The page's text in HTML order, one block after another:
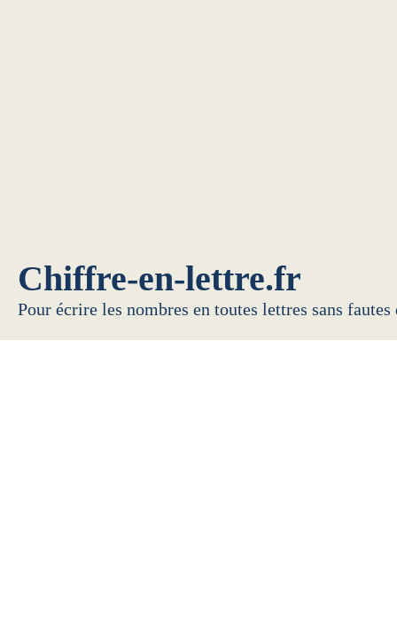
Chiffre-en-lettre.fr
Pour écrire les nombres en toutes lettres sans